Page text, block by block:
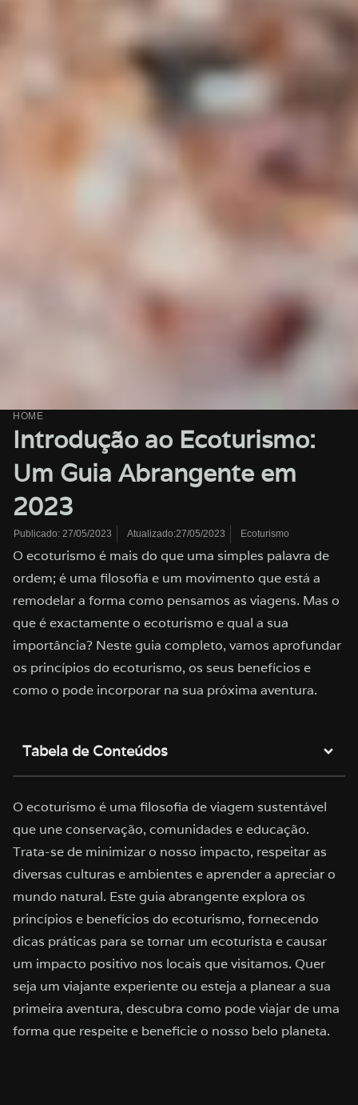
HOME
Introdução ao Ecoturismo:
Um Guia Abrangente em
2023
Publicado: 27/05/2023 Atualizado:27/05/2023 Ecoturismo
O ecoturismo é mais do que uma simples palavra de
ordem; é uma filosofia e um movimento que está a
remodelar a forma como pensamos as viagens. Mas o
que é exactamente o ecoturismo e qual a sua
importância? Neste guia completo, vamos aprofundar
os princípios do ecoturismo, os seus benefícios e
como o pode incorporar na sua próxima aventura.
Tabela de Conteúdos
O ecoturismo é uma filosofia de viagem sustentável
que une conservação, comunidades e educação.
Trata-se de minimizar o nosso impacto, respeitar as
diversas culturas e ambientes e aprender a apreciar o
mundo natural. Este guia abrangente explora os
princípios e benefícios do ecoturismo, fornecendo
dicas práticas para se tornar um ecoturista e causar
um impacto positivo nos locais que visitamos. Quer
seja um viajante experiente ou esteja a planear a sua
primeira aventura, descubra como pode viajar de uma
forma que respeite e beneficie o nosso belo planeta.